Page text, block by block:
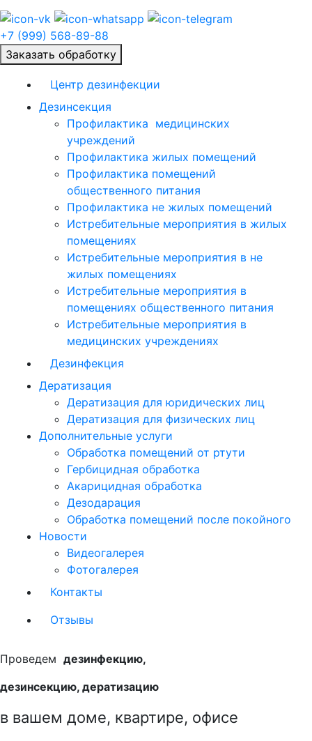
+7 (999) 568-89-88
Заказать обработку
Центр дезинфекции
Дезинсекция
Профилактика медицинских
учреждений
Профилактика жилых помещений
Профилактика помещений
общественного питания
Профилактика не жилых помещений
Истребительные мероприятия в жилых
помещениях
Истребительные мероприятия в не
жилых помещениях
Истребительные мероприятия в
помещениях общественного питания
Истребительные мероприятия в
медицинских учреждениях
Дезинфекция
Дератизация
Дератизация для юридических лиц
Дератизация для физических лиц
Дополнительные услуги
Обработка помещений от ртути
Гербицидная обработка
Акарицидная обработка
Дезодарация
Обработка помещений после покойного
Новости
Видеогалерея
Фотогалерея
Контакты
Отзывы
Проведем дезинфекцию,
дезинсекцию, дератизацию
в вашем доме, квартире, офисе